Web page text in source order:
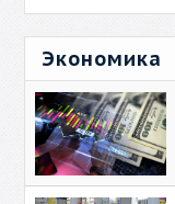
Экономика